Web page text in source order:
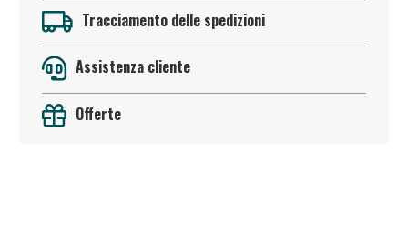
Tracciamento delle spedizioni
Assistenza cliente
Offerte
oggi!